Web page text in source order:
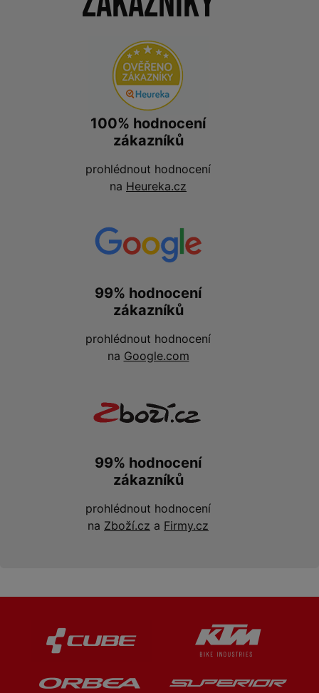
100% hodnocení
zákazníků
prohlédnout hodnocení
na Heureka.cz
99% hodnocení
zákazníků
prohlédnout hodnocení
na Google.com
99% hodnocení
zákazníků
prohlédnout hodnocení
na Zboží.cz a Firmy.cz